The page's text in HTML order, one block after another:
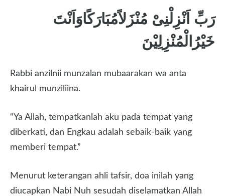
رَبِّ اَنْزِلْنِىْ مُنْزَلاًمُبَارَكًاوَاَنْتَ
خَيْرُالْمُنْزِلِيْنَ
Rabbi anzilnii munzalan mubaarakan wa anta
khairul munziliina.
“Ya Allah, tempatkanlah aku pada tempat yang
diberkati, dan Engkau adalah sebaik-baik yang
memberi tempat.”
Menurut keterangan ahli tafsir, doa inilah yang
diucapkan Nabi Nuh sesudah diselamatkan Allah